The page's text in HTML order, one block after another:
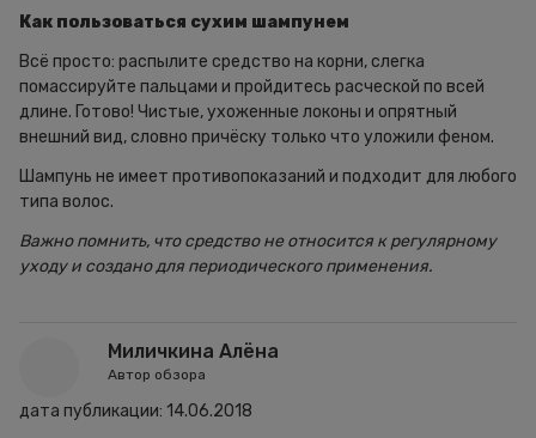
Как пользоваться сухим шампунем
Всё просто: распылите средство на корни, слегка
помассируйте пальцами и пройдитесь расческой по всей
длине. Готово! Чистые, ухоженные локоны и опрятный
внешний вид, словно причёску только что уложили феном.
Шампунь не имеет противопоказаний и подходит для любого
типа волос.
Важно помнить, что средство не относится к регулярному
уходу и создано для периодического применения.
Миличкина Алёна
Автор обзора
дата публикации: 14.06.2018